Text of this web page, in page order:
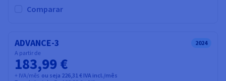
Comparar
ADVANCE-3 2024
A partir de
183,99 €
+ IVA/mês ou seja 226,31 € IVA incl./mês